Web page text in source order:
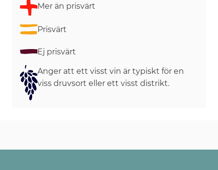
Mer än prisvärt
Prisvärt
Ej prisvärt
Anger att ett visst vin är typiskt för en
viss druvsort eller ett visst distrikt.